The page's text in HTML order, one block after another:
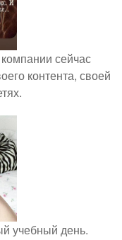
сейчас
контента, своей
учебный день.